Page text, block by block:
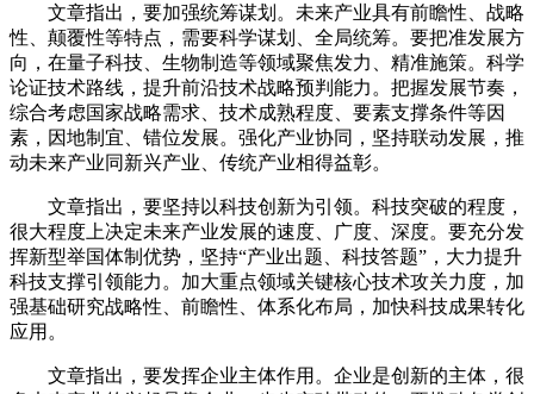
文章指出，要加强统筹谋划。未来产业具有前瞻性、战略
性、颠覆性等特点，需要科学谋划、全局统筹。要把准发展方
向，在量子科技、生物制造等领域聚焦发力、精准施策。科学
论证技术路线，提升前沿技术战略预判能力。把握发展节奏，
综合考虑国家战略需求、技术成熟程度、要素支撑条件等因
素，因地制宜、错位发展。强化产业协同，坚持联动发展，推
动未来产业同新兴产业、传统产业相得益彰。
文章指出，要坚持以科技创新为引领。科技突破的程度，
很大程度上决定未来产业发展的速度、广度、深度。要充分发
挥新型举国体制优势，坚持“产业出题、科技答题”，大力提升
科技支撑引领能力。加大重点领域关键核心技术攻关力度，加
强基础研究战略性、前瞻性、体系化布局，加快科技成果转化
应用。
文章指出，要发挥企业主体作用。企业是创新的主体，很